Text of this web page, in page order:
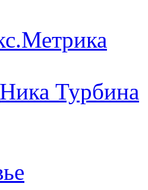
Ника Турбина